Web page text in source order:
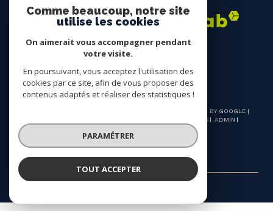
© 2026 | TOUS DROITS RÉSERVÉS | TRADUCTION POWERED BY GOOGLE |
MENTIONS LÉGALES
ADMIN
COOKIES
Comme beaucoup, notre site
utilise les cookies
On aimerait vous accompagner pendant
votre visite.
En poursuivant, vous acceptez l'utilisation des
cookies par ce site, afin de vous proposer des
contenus adaptés et réaliser des statistiques !
PARAMÉTRER
TOUT ACCEPTER